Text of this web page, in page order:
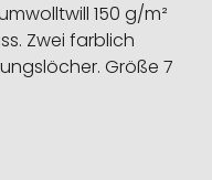
150 g/m²
Zwei farblich
Größe 7